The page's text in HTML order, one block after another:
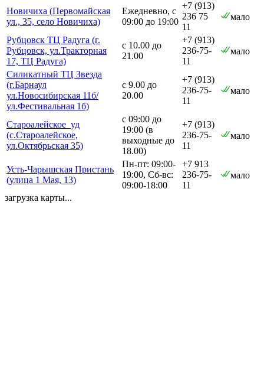
Новичиха (Первомайская
ул., 35, село Новичиха)
Ежедневно, с
09:00 до 19:00
+7 (913)
236 75
11
мало
Рубцовск ТЦ Радуга (г.
Рубцовск, ул.Тракторная
17, ТЦ Радуга)
с 10.00 до
21.00
+7 (913)
236-75-
11
мало
Силикатный ТЦ Звезда
(г.Барнаул
ул.Новосибирская 11б/
ул.Фестивальная 1б)
с 9.00 до
20.00
+7 (913)
236-75-
11
мало
Староалейское_уд
(с.Староалейское,
ул.Октябрьская 35)
с 09:00 до
19:00 (в
выходные до
18.00)
+7 (913)
236-75-
11
мало
Усть-Чарышская Пристань
(улица 1 Мая, 13)
Пн-пт: 09:00-
19:00, Сб-вс:
09:00-18:00
+7 913
236-75-
11
мало
загрузка карты...